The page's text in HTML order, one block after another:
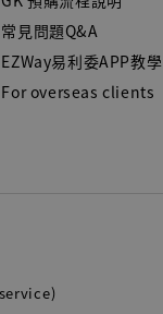
常見問題Q&A
EZWay易利委APP教學
For overseas clients